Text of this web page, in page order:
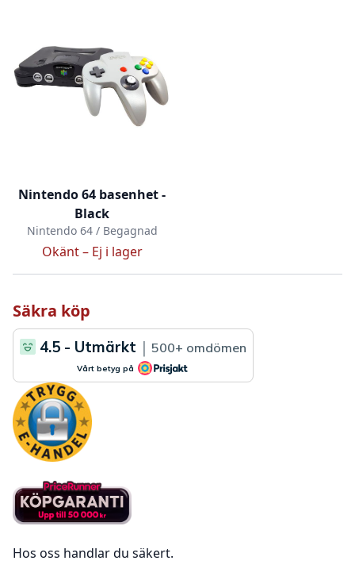
Nintendo 64 basenhet -
Black
Nintendo 64 / Begagnad
Okänt – Ej i lager
Säkra köp
Hos oss handlar du säkert.